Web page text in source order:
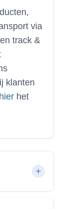
via
track &
klanten
hier het